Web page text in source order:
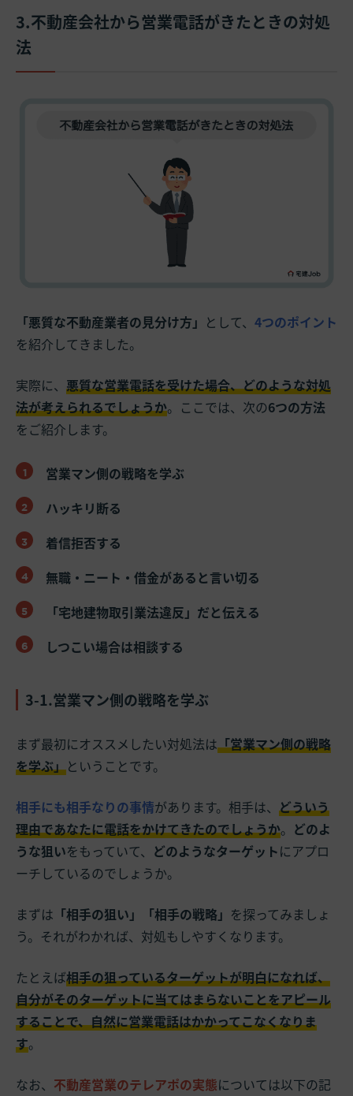
3.不動産会社から営業電話がきたときの対処
法
「悪質な不動産業者の見分け方」 として、 4つのポイント
を紹介してきました。
実際に、 悪質な営業電話を受けた場合、どのような対処
法が考えられるでしょうか。ここでは、次の6つの方法
をご紹介します。
営業マン側の戦略を学ぶ
ハッキリ断る
着信拒否する
無職・ニート・借金があると言い切る
「宅地建物取引業法違反」だと伝える
しつこい場合は相談する
3-1.営業マン側の戦略を学ぶ
まず最初にオススメしたい対処法は「営業マン側の戦略
を学ぶ」ということです。
相手にも相手なりの事情があります。相手は、 どういう
理由であなたに電話をかけてきたのでしょうか。 どのよ
うな狙いをもっていて、 どのようなターゲットにアプロ
ーチしているのでしょうか。
まずは 「相手の狙い」「相手の戦略」 を探ってみましょ
う。それがわかれば、対処もしやすくなります。
たとえば相手の狙っているターゲットが明白になれば、
自分がそのターゲットに当てはまらないことをアピール
することで、自然に営業電話はかかってこなくなりま
す。
なお、 不動産営業のテレアポの実態については以下の記